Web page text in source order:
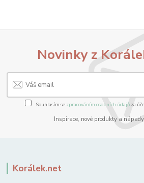
Novinky z
Souhlasím se zpracováním osobních údajůza
Inspirace, nové produkty a
Korálek.net